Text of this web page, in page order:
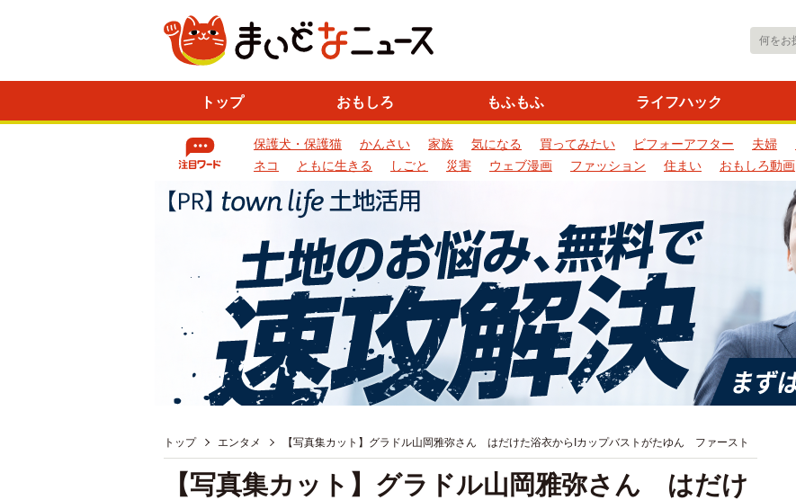
トップ おもしろ もふもふ ライフハック
保護犬・保護猫 かんさい 家族 気になる 買ってみたい ビフォーアフター 夫婦
ネコ
ともに生きる しごと 災害 ウェブ漫画 ファッション 住まい おもしろ動画
トップ エンタメ 【写真集カット】グラドル山岡雅弥さん はだけた浴衣からIカップバストがたゆん ファースト
【写真集カット】グラドル山岡雅弥さん はだけ